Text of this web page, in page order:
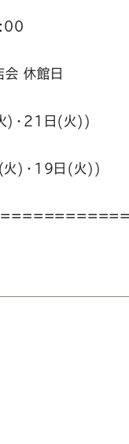
会 休館日
)・21日(火))
火)・19日(火))